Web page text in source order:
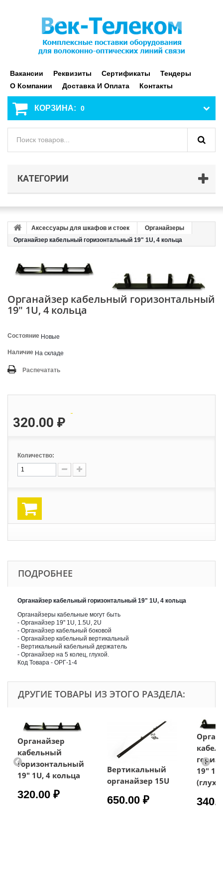
Вакансии Реквизиты Сертификаты
Тендеры
О Компании
Доставка И Оплата Контакты
КОРЗИНА: 0
КАТЕГОРИИ
Аксессуары для шкафов и стоек
Органайзеры
Органайзер кабельный горизонтальный 19" 1U, 4 кольца
Органайзер кабельный горизонтальный
19" 1U, 4 кольца
Состояние Новые
Наличие На складе
Распечатать
320.00 ₽
Количество:
ПОДРОБНЕЕ
Органайзер кабельный горизонтальный 19" 1U, 4 кольца
Органайзеры кабельные могут быть
- Органайзер 19'' 1U, 1.5U, 2U
- Органайзер кабельный боковой
- Органайзер кабельный вертикальный
- Вертикальный кабельный держатель
- Органайзер на 5 колец, глухой.
Код Товара - ОРГ-1-4
ДРУГИЕ ТОВАРЫ ИЗ ЭТОГО РАЗДЕЛА:
Органайзер
кабельный
горизонтальный
19" 1U, 4 кольца
320.00 ₽
Вертикальный
органайзер 15U
650.00 ₽
19"